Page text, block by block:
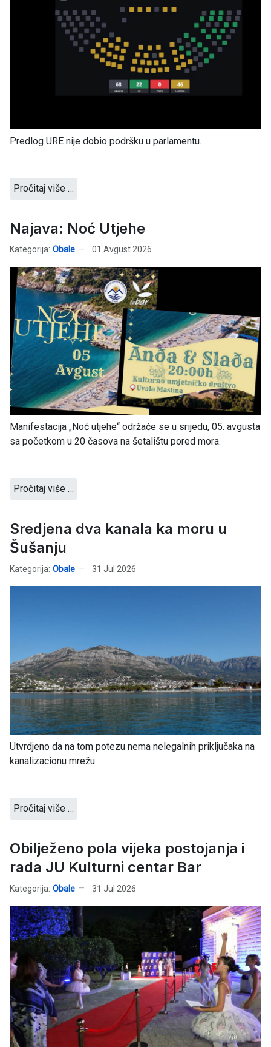
Predlog URE nije dobio podršku u parlamentu.
Pročitaj više …
Najava: Noć Utjehe
Kategorija: Obale 01 Avgust 2026
Manifestacija „Noć utjehe“ održaće se u srijedu, 05. avgusta
sa početkom u 20 časova na šetalištu pored mora.
Pročitaj više …
Sredjena dva kanala ka moru u
Šušanju
Kategorija: Obale 31 Jul 2026
Utvrdjeno da na tom potezu nema nelegalnih priključaka na
kanalizacionu mrežu.
Pročitaj više …
Obilježeno pola vijeka postojanja i
rada JU Kulturni centar Bar
Kategorija: Obale 31 Jul 2026